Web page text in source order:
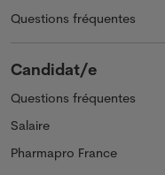
Questions fréquentes
Candidat/e
Questions fréquentes
Salaire
Pharmapro France